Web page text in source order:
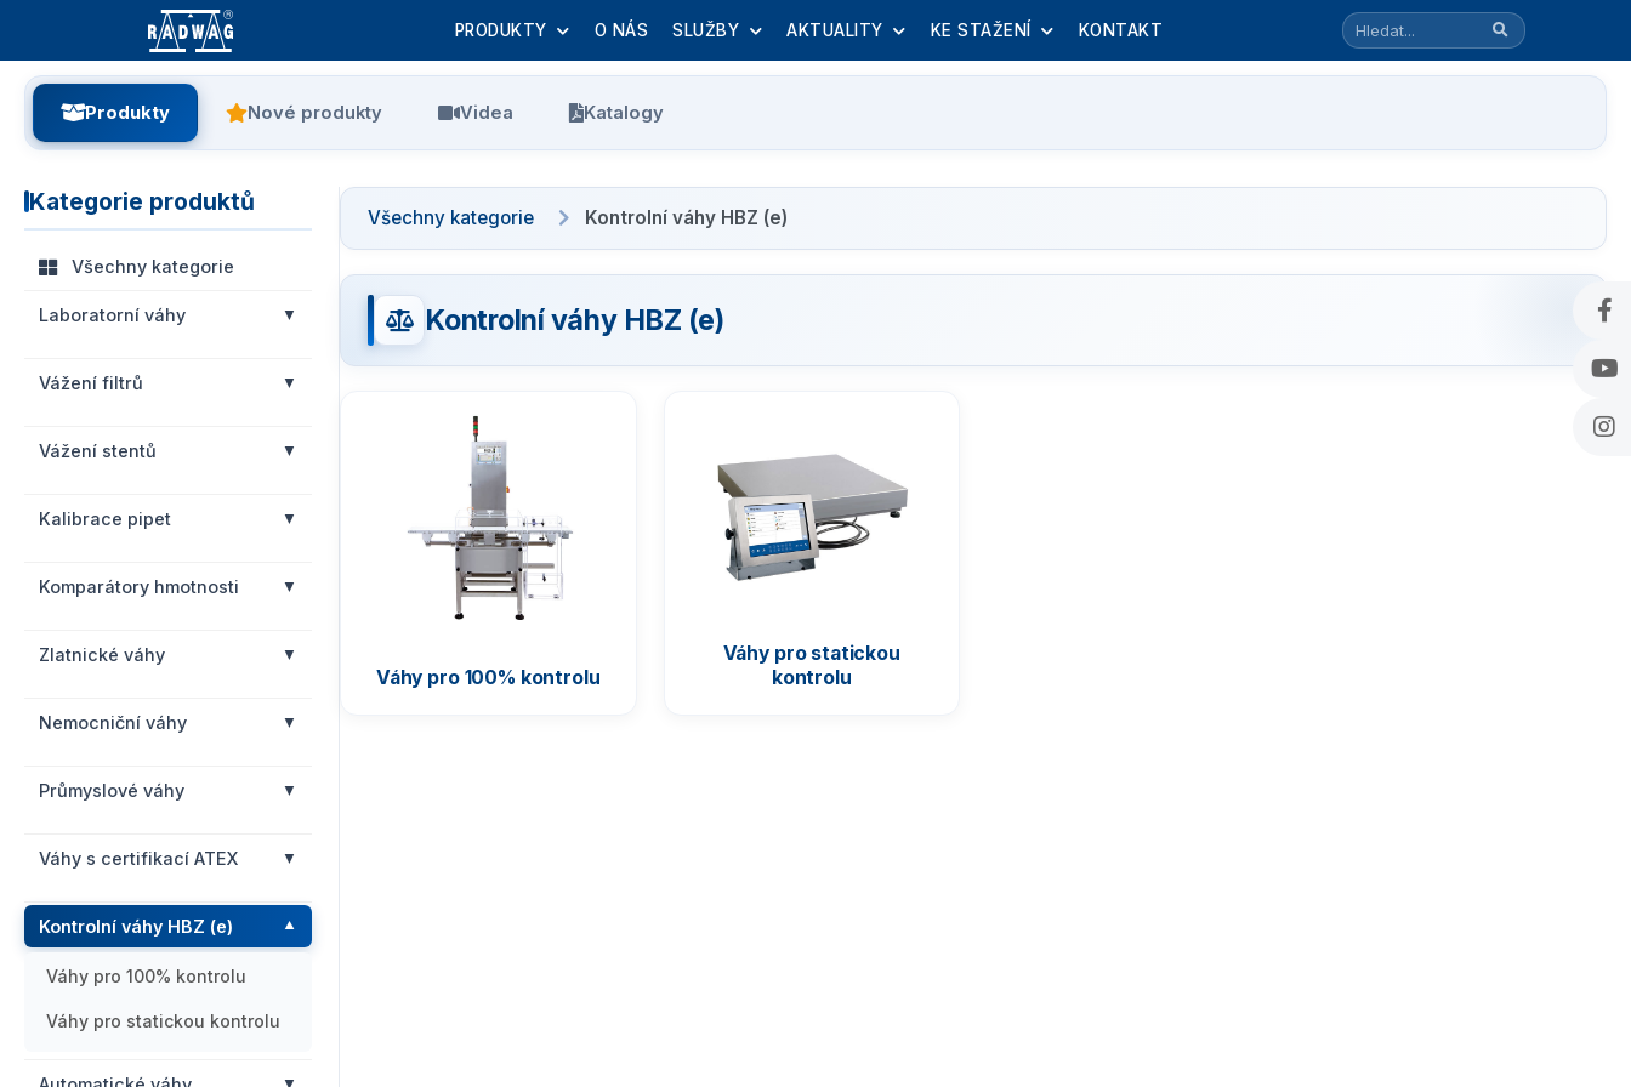
PRODUKTY O NÁS SLUŽBY AKTUALITY KE STAŽENÍ KONTAKT
Produkty Nové produkty Videa Katalogy
Kategorie produktů
Všechny kategorie
Laboratorní váhy
Vážení filtrů
Vážení stentů
Kalibrace pipet
Komparátory hmotnosti
Zlatnické váhy
Nemocniční váhy
Průmyslové váhy
Váhy s certifikací ATEX
Kontrolní váhy HBZ (e)
Váhy pro 100% kontrolu
Váhy pro statickou kontrolu
Všechny kategorie Kontrolní váhy HBZ (e)
Kontrolní váhy HBZ (e)
Váhy pro 100% kontrolu
Váhy pro statickou
kontrolu